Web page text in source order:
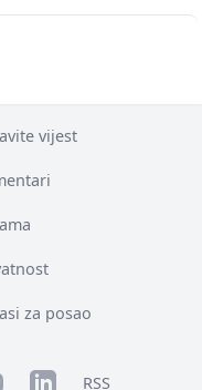
vijest
za posao
LinkedInRSS